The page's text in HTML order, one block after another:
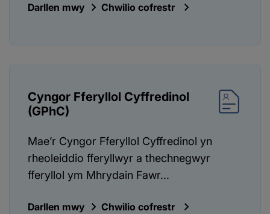
Darllen mwy Chwilio cofrestr
Cyngor Fferyllol Cyffredinol
(GPhC)
Mae’r Cyngor Fferyllol Cyffredinol yn
rheoleiddio fferyllwyr a thechnegwyr
fferyllol ym Mhrydain Fawr...
Darllen mwy Chwilio cofrestr